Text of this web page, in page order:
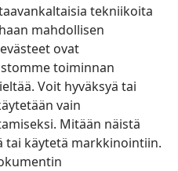
tekniikoita
mahdollisen
ovat
toiminnan
Voit hyväksyä tai
vain
Mitään näistä
tai käytetä markkinointiin.